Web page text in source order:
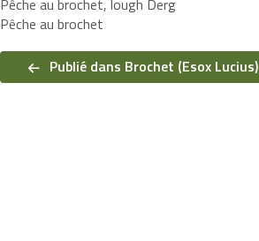
Pêche au brochet, lough Derg
Pêche au brochet
de
l’articlePublié dans Brochet (Esox Lucius)